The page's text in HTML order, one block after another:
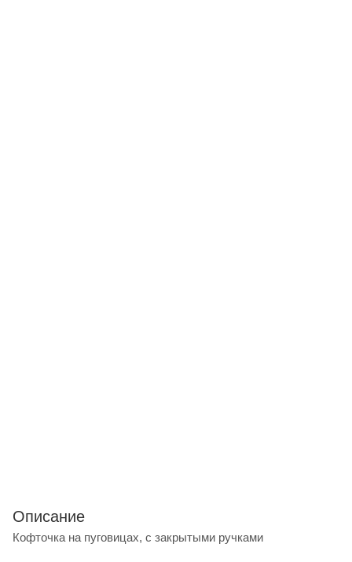
Описание
Кофточка на пуговицах, с закрытыми ручками